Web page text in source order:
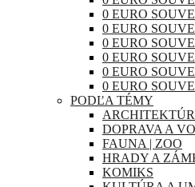
0 EURO
0 EURO
0 EURO
0 EURO
0 EURO
0 EURO
PODĽA TÉMY
DOPRAVA A
FAUNA | ZOO
HRADY A
KOMIKS